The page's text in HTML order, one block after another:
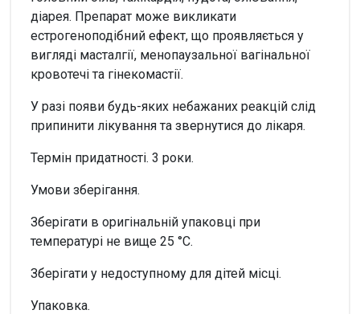
діарея. Препарат може викликати
естрогеноподібний ефект, що проявляється у
вигляді масталгії, менопаузальної вагінальної
кровотечі та гінекомастії.
У разі появи будь-яких небажаних реакцій слід
припинити лікування та звернутися до лікаря.
Термін придатності. 3 роки.
Умови зберігання.
Зберігати в оригінальній упаковці при
температурі не вище 25 °С.
Зберігати у недоступному для дітей місці.
Упаковка.